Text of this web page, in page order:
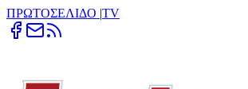
ΠΡΩΤΟΣΕΛΙΔΟ |TV